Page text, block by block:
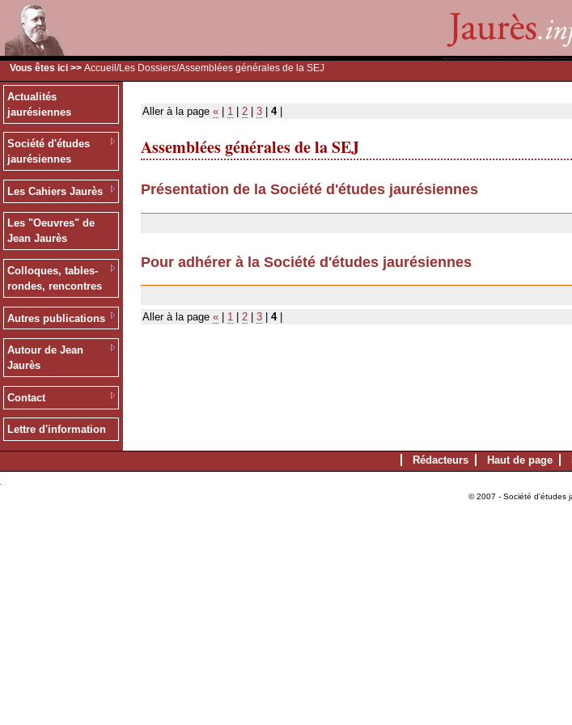
Vous êtes ici >> Accueil /Les Dossiers/Assemblées générales de la SEJ
Actualités
jaurésiennes
Société d'études
jaurésiennes
Les Cahiers Jaurès
Les "Oeuvres" de
Jean Jaurès
Colloques, tables-
rondes, rencontres
Autres publications
Autour de Jean
Jaurès
Contact
Lettre d'information
Aller à la page « 1 2 3 4|
Assemblées générales de la SEJ
Présentation de la Société d'études jaurésiennes
Pour adhérer à la Société d'études jaurésiennes
Aller à la page « 1 2 3 4|
Rédacteurs Haut de page
© 2007 - Société d'études